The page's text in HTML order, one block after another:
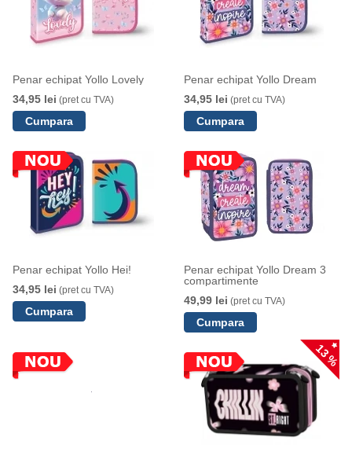
Penar echipat Yollo Lovely
34,95 lei (pret cu TVA)
Penar echipat Yollo Dream
34,95 lei (pret cu TVA)
Penar echipat Yollo Hei!
34,95 lei (pret cu TVA)
Penar echipat Yollo Dream 3
compartimente
49,99 lei (pret cu TVA)
13 %